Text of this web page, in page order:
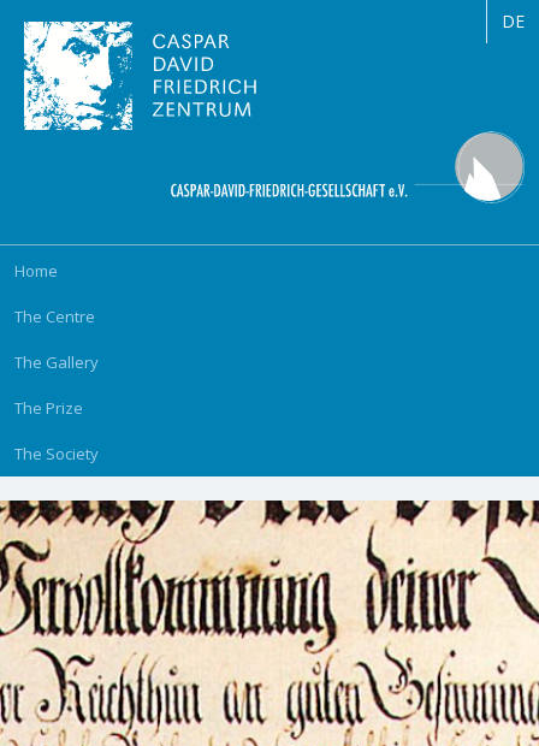
DE
navigation
Home
The Centre
The Gallery
The Prize
The Society